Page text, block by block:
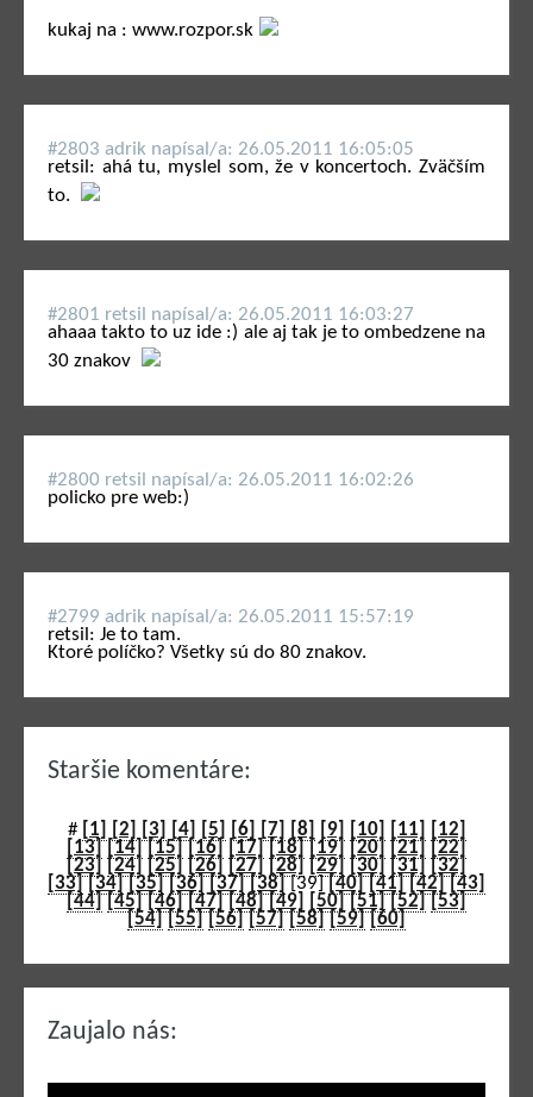
Zaujalo nás:
kukaj na : www.rozpor.sk
#2803 adrik napí­sal/a: 26.05.2011 16:05:05
retsil: ahá tu, myslel som, že v koncertoch. Zväčším
to.
#2801 retsil napí­sal/a: 26.05.2011 16:03:27
ahaaa takto to uz ide :) ale aj tak je to ombedzene na
30 znakov
#2800 retsil napí­sal/a: 26.05.2011 16:02:26
policko pre web:)
#2799 adrik napí­sal/a: 26.05.2011 15:57:19
retsil: Je to tam.
Ktoré políčko? Všetky sú do 80 znakov.
Staršie komentáre:
# [1] [2] [3] [4] [5] [6] [7] [8] [9] [10] [11]
[12]
[13] [14] [15] [16] [17] [18] [19] [20] [21] [22]
[23] [24] [25] [26] [27] [28] [29] [30] [31] [32]
[33] [34] [35] [36] [37] [38][39][40] [41] [42] [43]
[44] [45] [46] [47] [48] [49] [50] [51] [52] [53]
[54] [55] [56] [57] [58] [59] [60]